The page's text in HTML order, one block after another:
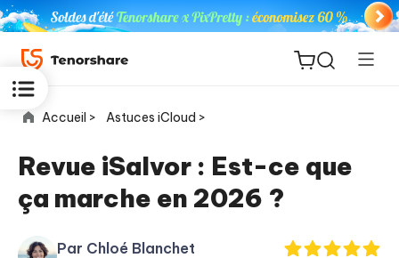
for iOS
Accueil > Astuces iCloud >
Revue iSalvor : Est-ce que
ça marche en 2026 ?
Par Chloé Blanchet